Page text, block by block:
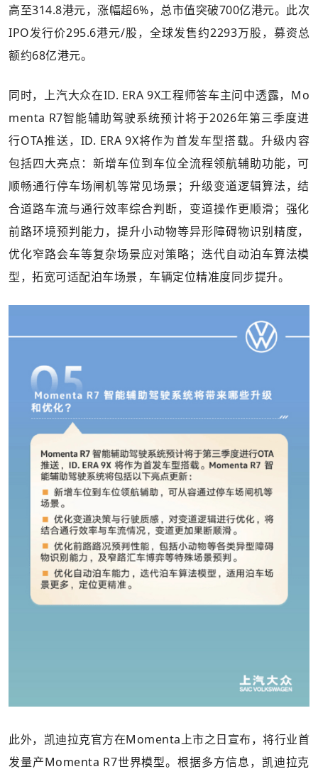
高至314.8港元，涨幅超6%，总市值突破700亿港元。此次
IPO发行价295.6港元/股，全球发售约2293万股，募资总
额约68亿港元。
同时，上汽大众在ID. ERA 9X工程师答车主问中透露，Mo
menta R7智能辅助驾驶系统预计将于2026年第三季度进
行OTA推送，ID. ERA 9X将作为首发车型搭载。升级内容
包括四大亮点：新增车位到车位全流程领航辅助功能，可
顺畅通行停车场闸机等常见场景；升级变道逻辑算法，结
合道路车流与通行效率综合判断，变道操作更顺滑；强化
前路环境预判能力，提升小动物等异形障碍物识别精度，
优化窄路会车等复杂场景应对策略；迭代自动泊车算法模
型，拓宽可适配泊车场景，车辆定位精准度同步提升。
此外，凯迪拉克官方在Momenta上市之日宣布，将行业首
发量产Momenta R7世界模型。根据多方信息，凯迪拉克